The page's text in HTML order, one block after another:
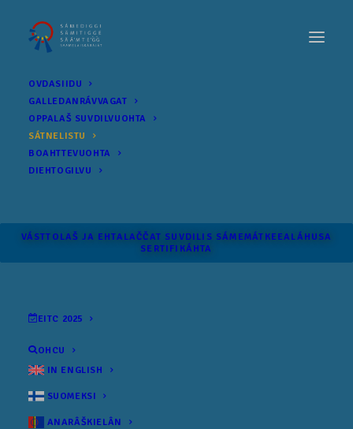
OVDASIIDU
GALLEDANRÁVVAGAT
OPPALAŠ SUVDILVUOHTA
SÁTNELISTU
BOAHTTEVUOHTA
DIEHTOGILVU
VÁSTTOLAŠ JA EHTALAČČAT SUVDILIS SÁME­MÁTKEEALÁHUSA
SERTIFIKÁHTA
EITC 2025
OHCU
IN ENGLISH
SUOMEKSI
ANARÂŠKIELÂN